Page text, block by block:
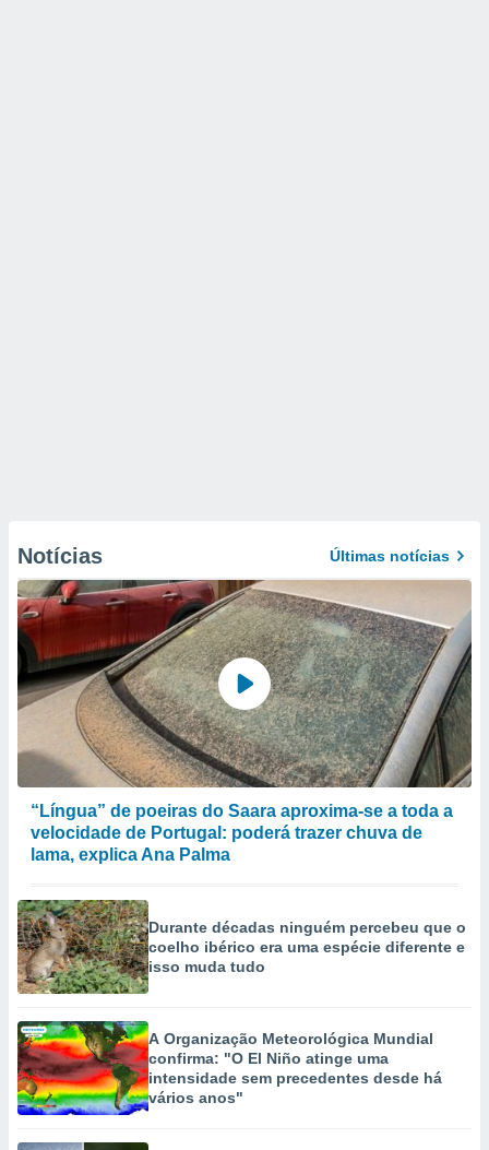
Notícias Últimas notícias
“Língua” de poeiras do Saara aproxima-se a toda a
velocidade de Portugal: poderá trazer chuva de
lama, explica Ana Palma
Durante décadas ninguém percebeu que o
coelho ibérico era uma espécie diferente e
isso muda tudo
A Organização Meteorológica Mundial
confirma: "O El Niño atinge uma
intensidade sem precedentes desde há
vários anos"